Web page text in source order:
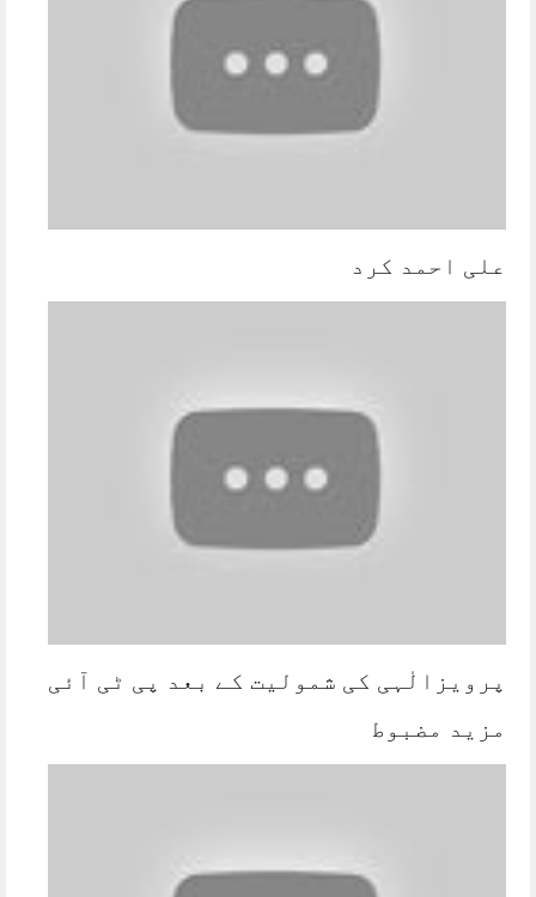
علی احمد کرد
پرویزالٰہی کی شمولیت کے بعد پی ٹی آئی
مزید مضبوط